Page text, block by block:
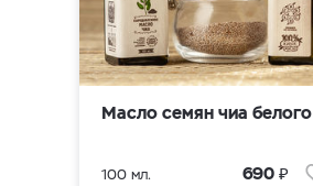
Масло семян чиа белого
100 мл. 690 ₽